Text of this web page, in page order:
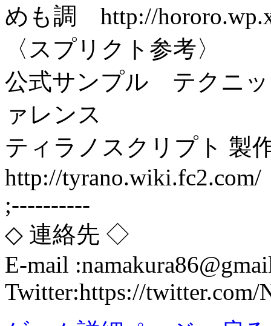
めも調 http://
〈スプリクト参考〉
公式サンプル テクニ
ァレンス
ティラノスクリプト
http://tyrano.wiki.fc2.com/
;----------
◇ 連絡先 ◇
E-mail
Twitter:https://twitter.com/